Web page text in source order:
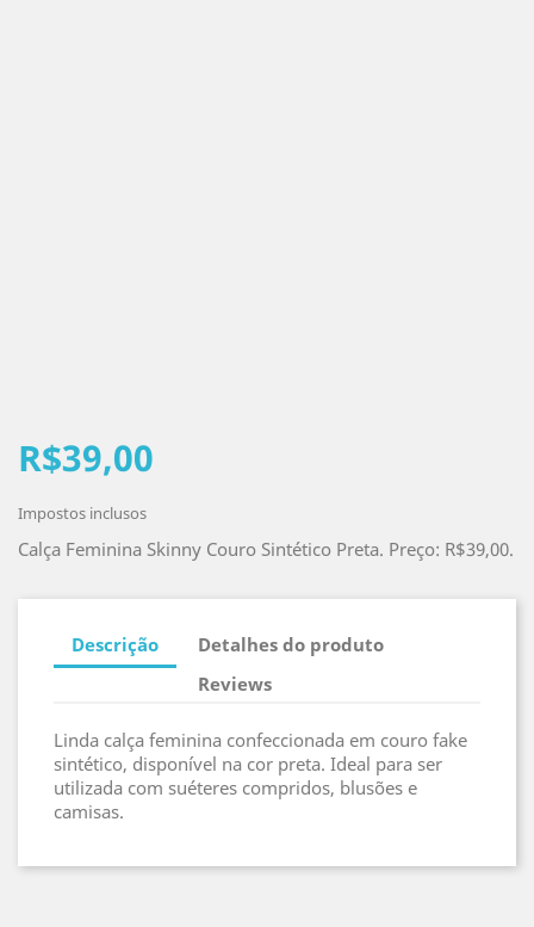
R$39,00
Impostos inclusos
Calça Feminina Skinny Couro Sintético Preta. Preço: R$39,00.
Descrição
Detalhes do produto
Reviews
Linda calça feminina confeccionada em couro fake
sintético, disponível na cor preta. Ideal para ser
utilizada com suéteres compridos, blusões e
camisas.